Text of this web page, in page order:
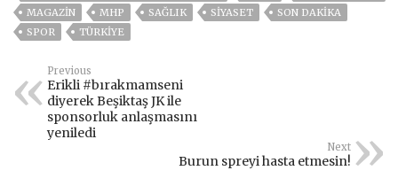
MAGAZİN
MHP SAĞLIK SİYASET
SON DAKIKA
SPOR
TÜRKİYE
Previous
Erikli #bırakmamseni
diyerek Beşiktaş JK ile
sponsorluk anlaşmasını
yeniledi
Next
Burun spreyi hasta etmesin!